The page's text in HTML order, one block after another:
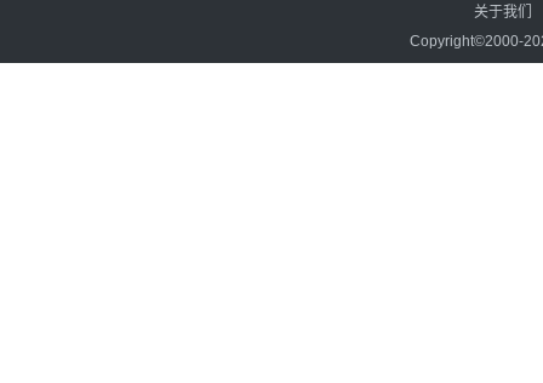
关于我们
Copyright©2000-